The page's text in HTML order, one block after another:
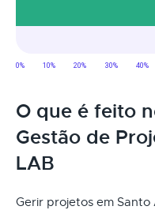
O que é feito
Gestão de
LAB
Gerir projetos em